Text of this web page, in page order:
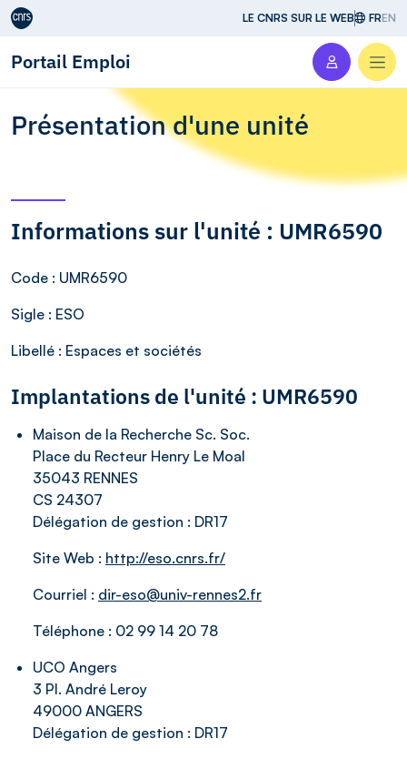
Aller au contenu LE CNRS SUR LE WEB FREN
Portail Emploi
Présentation d'une unité
Informations sur l'unité : UMR6590
Code : UMR6590
Sigle : ESO
Libellé : Espaces et sociétés
Implantations de l'unité : UMR6590
Maison de la Recherche Sc. Soc.
Place du Recteur Henry Le Moal
35043 RENNES
CS 24307
Délégation de gestion : DR17
Site Web : http://eso.cnrs.fr/
Courriel : dir-eso@univ-rennes2.fr
Téléphone : 02 99 14 20 78
UCO Angers
3 Pl. André Leroy
49000 ANGERS
Délégation de gestion : DR17